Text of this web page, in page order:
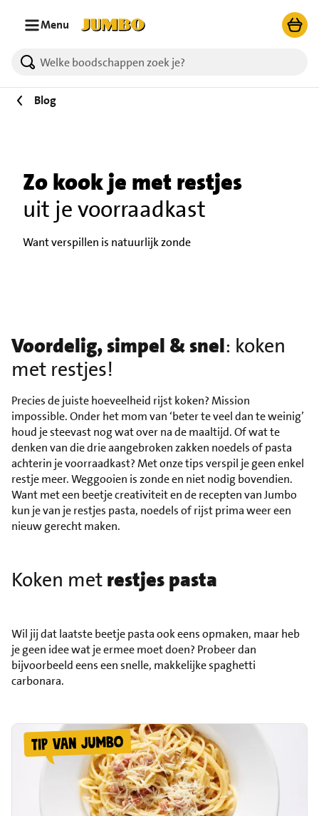
Menu
Blog
Zo kook je met restjes
uit je voorraadkast
Want verspillen is natuurlijk zonde
Voordelig, simpel & snel: koken
met restjes!
Precies de juiste hoeveelheid rijst koken? Mission
impossible. Onder het mom van ‘beter te veel dan te weinig’
houd je steevast nog wat over na de maaltijd. Of wat te
denken van die drie aangebroken zakken noedels of pasta
achterin je voorraadkast? Met onze tips verspil je geen enkel
restje meer. Weggooien is zonde en niet nodig bovendien.
Want met een beetje creativiteit en de recepten van Jumbo
kun je van je restjes pasta, noedels of rijst prima weer een
nieuw gerecht maken.
Koken metrestjes pasta
Wil jij dat laatste beetje pasta ook eens opmaken, maar heb
je geen idee wat je ermee moet doen? Probeer dan
bijvoorbeeld eens een snelle, makkelijke spaghetti
carbonara.